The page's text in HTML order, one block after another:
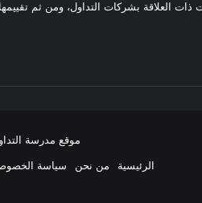
ذات العلاقة بشركات التداول، ومن ثم
موقع مدرسة
الرئيسية
من نحن سياسة